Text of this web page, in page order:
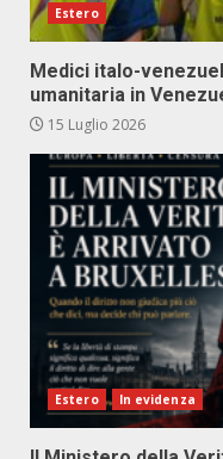
Estero
Medici italo-
umanitaria in
15 Luglio 2026
Estero In evidenza